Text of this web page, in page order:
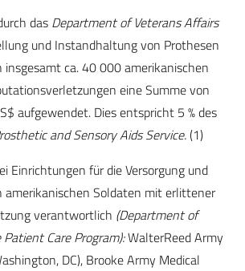
das Department of Veterans Affairs
und Instandhaltung von Prothesen
ca. 40 000 amerikanischen
eine Summe von
aufgewendet. Dies entspricht 5 % des
and Sensory Aids Service.(1)
Einrichtungen für die Versorgung und
amerikanischen Soldaten mit erlittener
verantwortlich (Department of
Care Program):WalterReed Army
DC), Brooke Army Medical